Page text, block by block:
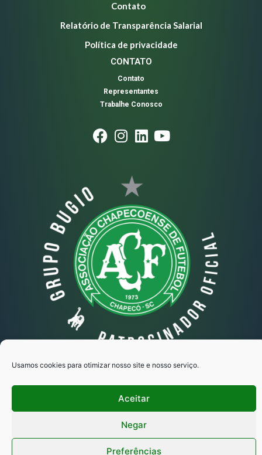
Usamos cookies para otimizar nosso site e nosso serviço.
Aceitar
Negar
Preferências
Contato
Relatório de Transparência Salarial
Política de privacidade
CONTATO
Contato
Representantes
Trabalhe Conosco
Copyright 2025 - Desenvolvido por Ipse